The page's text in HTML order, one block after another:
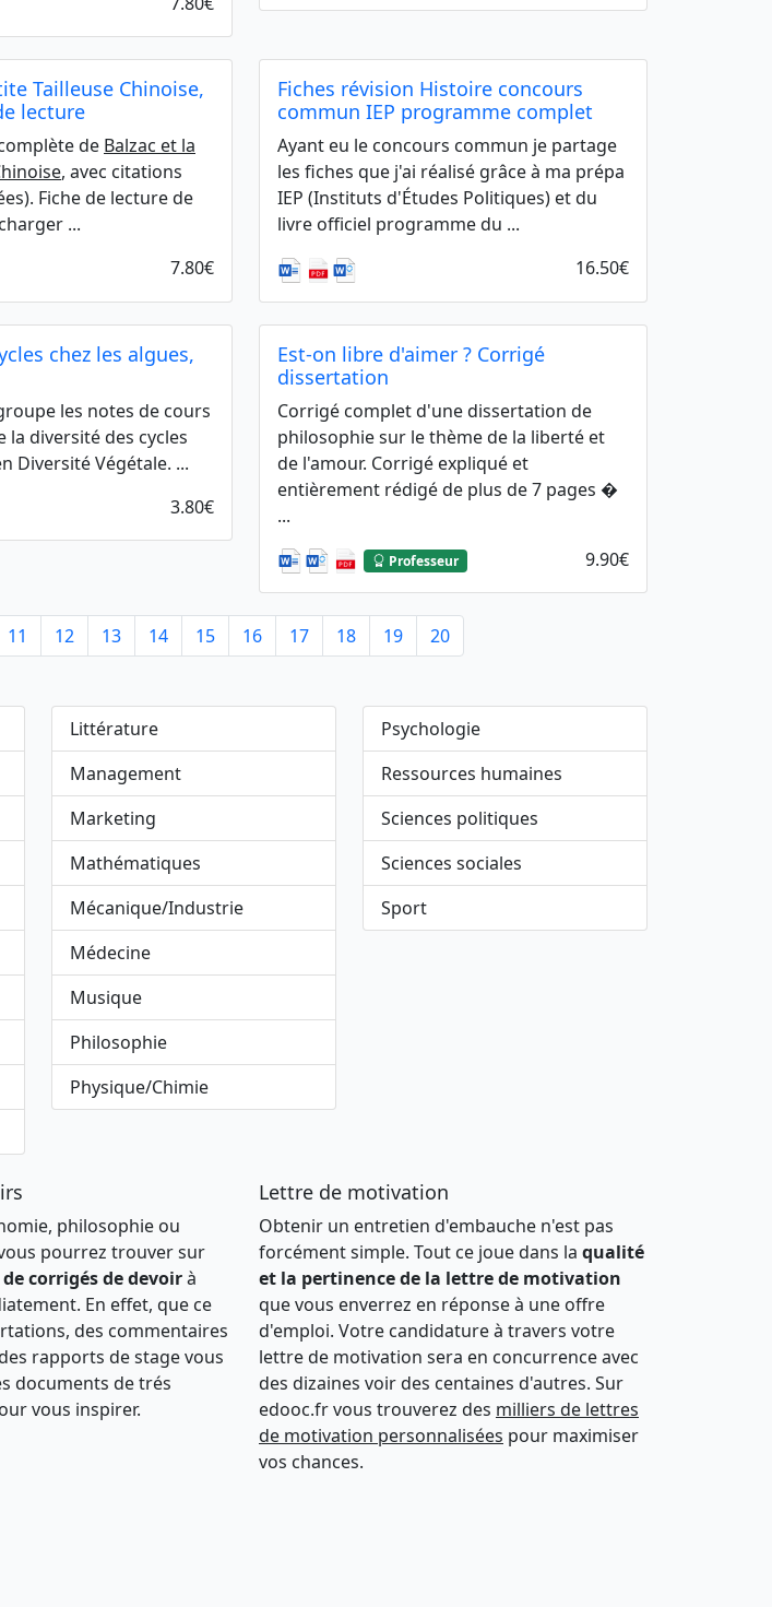
Tailleuse Chinoise,
lecture
de Balzac et la
, avec citations
Fiche de lecture de
...
7.80€
Fiches révision Histoire concours
commun IEP programme complet
Ayant eu le concours commun je partage
les fiches que j'ai réalisé grâce à ma prépa
IEP (Instituts d'Études Politiques) et du
livre officiel programme du ...
16.50€
chez les algues,
les notes de cours
la diversité des cycles
Diversité Végétale. ...
3.80€
Est-on libre d'aimer ? Corrigé
dissertation
Corrigé complet d'une dissertation de
philosophie sur le thème de la liberté et
de l'amour. Corrigé expliqué et
entièrement rédigé de plus de 7 pages �
...
9.90€
Professeur
11 12 13 14 15 16 17 18 19 20
Littérature
Management
Marketing
Mathématiques
Mécanique/Industrie
Médecine
Musique
Philosophie
Physique/Chimie
Psychologie
Ressources humaines
Sciences politiques
Sciences sociales
Sport
philosophie ou
pourrez trouver sur
corrigés de devoirà
En effet, que ce
des commentaires
rapports de stage vous
documents de trés
vous inspirer.
Lettre de motivation
Obtenir un entretien d'embauche n'est pas
forcément simple. Tout ce joue dans la qualité
et la pertinence de la lettre de motivation
que vous enverrez en réponse à une offre
d'emploi. Votre candidature à travers votre
lettre de motivation sera en concurrence avec
des dizaines voir des centaines d'autres. Sur
edooc.fr vous trouverez des milliers de lettres
de motivation personnalisées pour maximiser
vos chances.